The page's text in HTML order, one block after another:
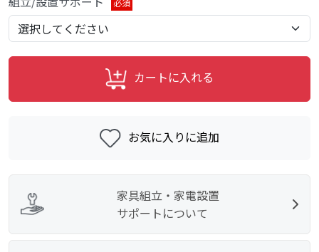
カートに入れる
お気に入りに追加
家具組立・家電設置
サポートについて